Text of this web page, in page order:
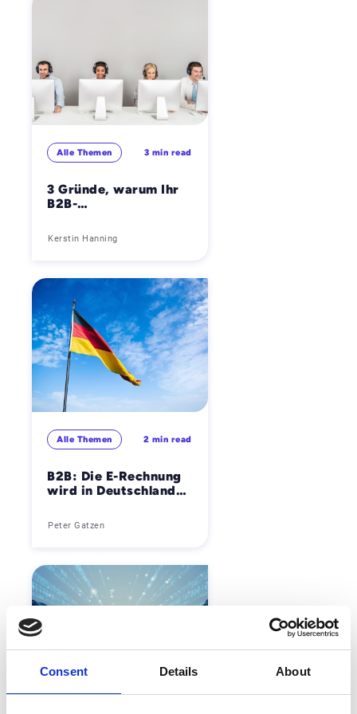
Consent Details About
Alle Themen
3 Gründe, warum Ihr
B2B-
unterdurchschnittlich
abschneidet
Kerstin Hanning
3 min read
Alle Themen
B2B: Die E-Rechnung
wird in Deutschland
Peter Gatzen
2 min read